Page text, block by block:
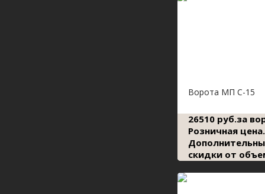
Ворота МП С-15
26510 руб.за
Розничная цена.
скидки от